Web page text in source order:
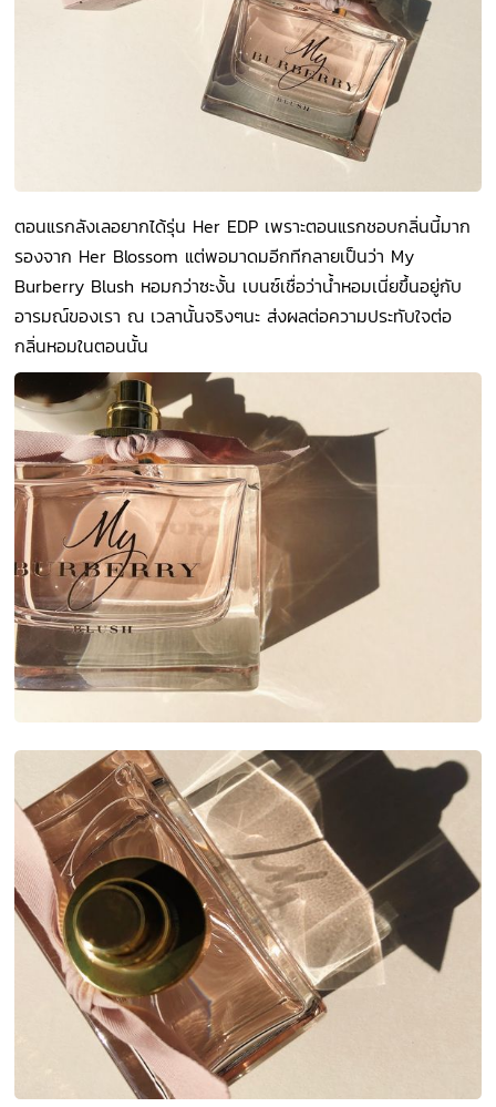
ตอนแรกลังเลอยากได้รุ่น Her EDP เพราะตอนแรกชอบกลิ่นนี้มาก
รองจาก Her Blossom แต่พอมาดมอีกทีกลายเป็นว่า My
Burberry Blush หอมกว่าซะงั้น เบนซ์เชื่อว่าน้ำหอมเนี่ยขึ้นอยู่กับ
อารมณ์ของเรา ณ เวลานั้นจริงๆนะ ส่งผลต่อความประทับใจต่อ
กลิ่นหอมในตอนนั้น